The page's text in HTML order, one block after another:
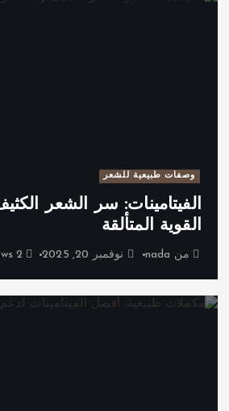
وصفات طبيعية للشعر
الفيتامينات: سر الشعر
القوية المتألقة
من nada نوفمبر 20, 2025 2 views